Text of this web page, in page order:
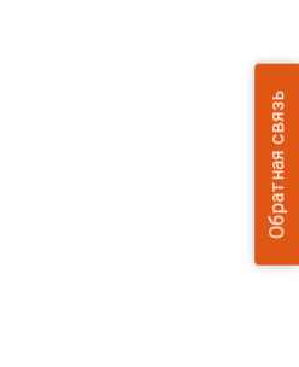
Обратная связь